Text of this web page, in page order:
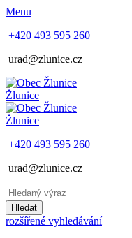
Menu
+420 493 595 260
urad@zlunice.cz
Žlunice
Žlunice
+420 493 595 260
urad@zlunice.cz
Hledat
rozšířené vyhledávání